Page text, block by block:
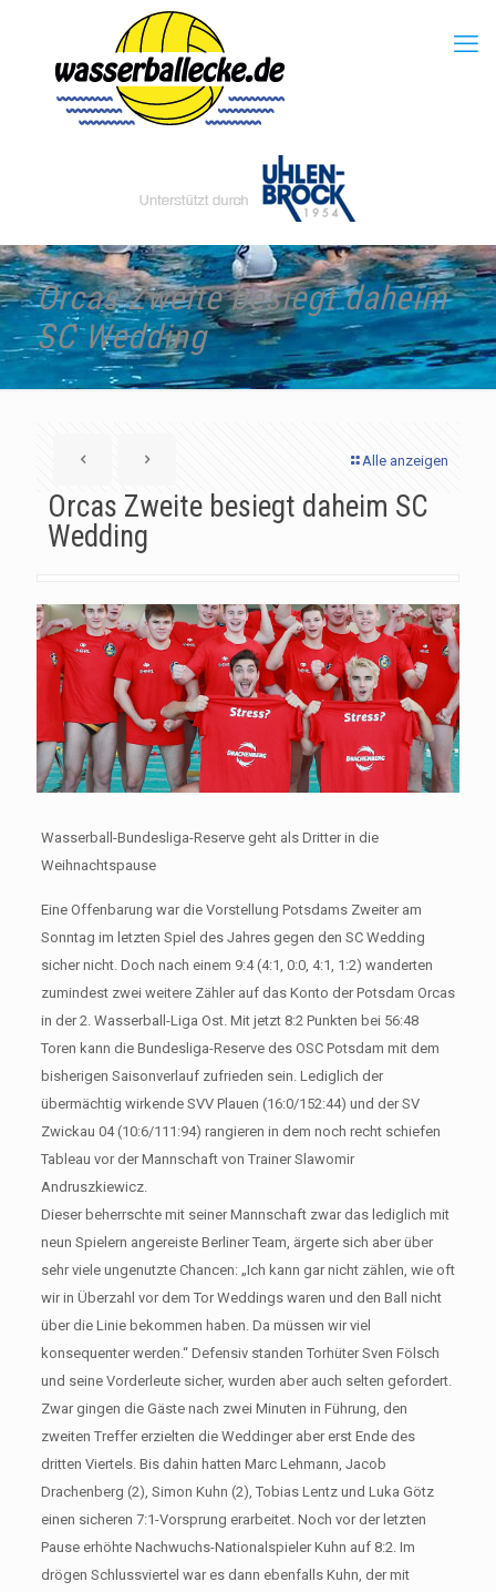
Orcas Zweite besiegt daheim
SC Wedding
Alle anzeigen
Orcas Zweite besiegt daheim SC
Wedding
Wasserball-Bundesliga-Reserve geht als Dritter in die
Weihnachtspause
Eine Offenbarung war die Vorstellung Potsdams Zweiter am
Sonntag im letzten Spiel des Jahres gegen den SC Wedding
sicher nicht. Doch nach einem 9:4 (4:1, 0:0, 4:1, 1:2) wanderten
zumindest zwei weitere Zähler auf das Konto der Potsdam Orcas
in der 2. Wasserball-Liga Ost. Mit jetzt 8:2 Punkten bei 56:48
Toren kann die Bundesliga-Reserve des OSC Potsdam mit dem
bisherigen Saisonverlauf zufrieden sein. Lediglich der
übermächtig wirkende SVV Plauen (16:0/152:44) und der SV
Zwickau 04 (10:6/111:94) rangieren in dem noch recht schiefen
Tableau vor der Mannschaft von Trainer Slawomir
Andruszkiewicz.
Dieser beherrschte mit seiner Mannschaft zwar das lediglich mit
neun Spielern angereiste Berliner Team, ärgerte sich aber über
sehr viele ungenutzte Chancen: „Ich kann gar nicht zählen, wie oft
wir in Überzahl vor dem Tor Weddings waren und den Ball nicht
über die Linie bekommen haben. Da müssen wir viel
konsequenter werden.“ Defensiv standen Torhüter Sven Fölsch
und seine Vorderleute sicher, wurden aber auch selten gefordert.
Zwar gingen die Gäste nach zwei Minuten in Führung, den
zweiten Treffer erzielten die Weddinger aber erst Ende des
dritten Viertels. Bis dahin hatten Marc Lehmann, Jacob
Drachenberg (2), Simon Kuhn (2), Tobias Lentz und Luka Götz
einen sicheren 7:1-Vorsprung erarbeitet. Noch vor der letzten
Pause erhöhte Nachwuchs-Nationalspieler Kuhn auf 8:2. Im
drögen Schlussviertel war es dann ebenfalls Kuhn, der mit